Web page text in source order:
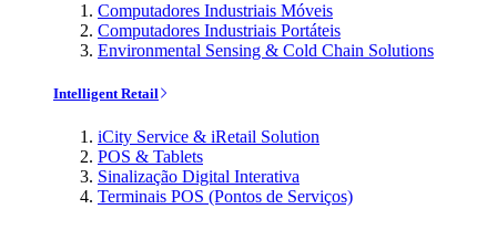
Computadores Industriais Móveis
Computadores Industriais Portáteis
Environmental Sensing & Cold Chain Solutions
Intelligent Retail
iCity Service & iRetail Solution
POS & Tablets
Sinalização Digital Interativa
Terminais POS (Pontos de Serviços)